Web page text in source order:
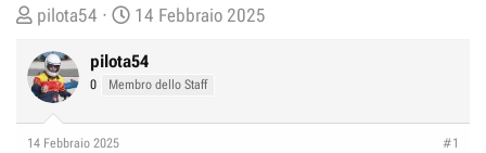
C
e
a
t
o
pilota54
D
t
a
d
14 Febbraio 2025
pilota54
0 Membro dello Staff
14 Febbraio 2025 #1